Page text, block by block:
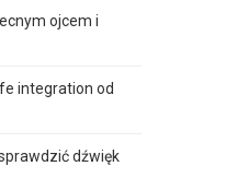
ojcem i
integration od
dźwięk